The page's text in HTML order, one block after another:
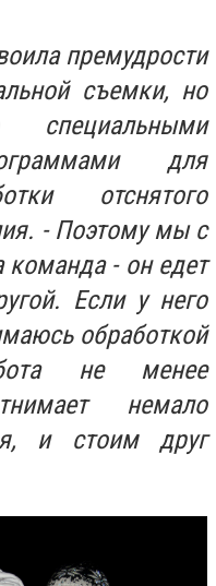
премудрости
съемки, но
для
отснятого
- Поэтому мы с
команда - он едет
Если у него
обработкой
не менее
немало
и стоим друг